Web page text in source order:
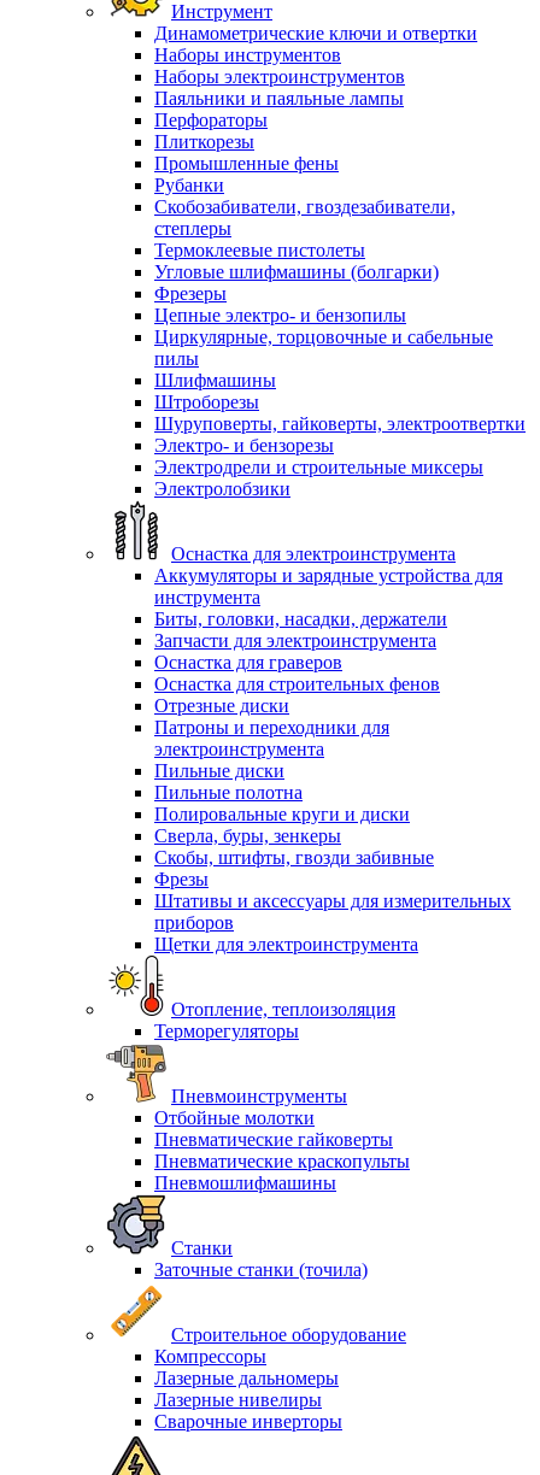
Инструмент
Динамометрические ключи и отвертки
Наборы инструментов
Наборы электроинструментов
Паяльники и паяльные лампы
Перфораторы
Плиткорезы
Промышленные фены
Рубанки
Скобозабиватели, гвоздезабиватели,
степлеры
Термоклеевые пистолеты
Угловые шлифмашины (болгарки)
Фрезеры
Цепные электро- и бензопилы
Циркулярные, торцовочные и сабельные
пилы
Шлифмашины
Штроборезы
Шуруповерты, гайковерты, электроотвертки
Электро- и бензорезы
Электродрели и строительные миксеры
Электролобзики
Оснастка для электроинструмента
Аккумуляторы и зарядные устройства для
инструмента
Биты, головки, насадки, держатели
Запчасти для электроинструмента
Оснастка для граверов
Оснастка для строительных фенов
Отрезные диски
Патроны и переходники для
электроинструмента
Пильные диски
Пильные полотна
Полировальные круги и диски
Сверла, буры, зенкеры
Скобы, штифты, гвозди забивные
Фрезы
Штативы и аксессуары для измерительных
приборов
Щетки для электроинструмента
Отопление, теплоизоляция
Терморегуляторы
Пневмоинструменты
Отбойные молотки
Пневматические гайковерты
Пневматические краскопульты
Пневмошлифмашины
Станки
Заточные станки (точила)
Строительное оборудование
Компрессоры
Лазерные дальномеры
Лазерные нивелиры
Сварочные инверторы